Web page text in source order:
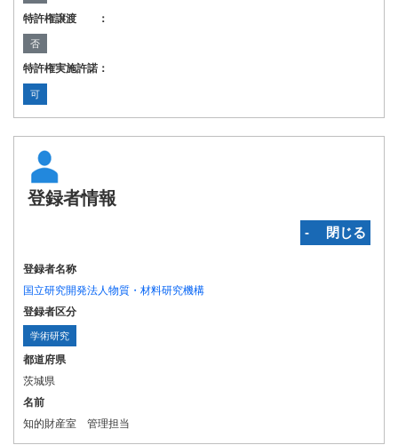
特許権譲渡 ：
否
特許権実施許諾：
可
登録者情報
‐ 閉じる
登録者名称
国立研究開発法人物質・材料研究機構
登録者区分
学術研究
都道府県
茨城県
名前
知的財産室 管理担当